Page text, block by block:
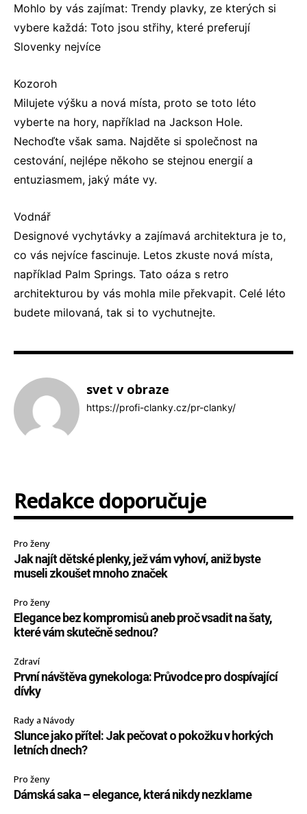
Mohlo by vás zajímat: Trendy plavky, ze kterých si
vybere každá: Toto jsou střihy, které preferují
Slovenky nejvíce
Kozoroh
Milujete výšku a nová místa, proto se toto léto
vyberte na hory, například na Jackson Hole.
Nechoďte však sama. Najděte si společnost na
cestování, nejlépe někoho se stejnou energií a
entuziasmem, jaký máte vy.
Vodnář
Designové vychytávky a zajímavá architektura je to,
co vás nejvíce fascinuje. Letos zkuste nová místa,
například Palm Springs. Tato oáza s retro
architekturou by vás mohla mile překvapit. Celé léto
budete milovaná, tak si to vychutnejte.
svet v obraze
https://profi-clanky.cz/pr-clanky/
Redakce doporučuje
Pro ženy
Jak najít dětské plenky, jež vám vyhoví, aniž byste
museli zkoušet mnoho značek
Pro ženy
Elegance bez kompromisů aneb proč vsadit na šaty,
které vám skutečně sednou?
Zdraví
První návštěva gynekologa: Průvodce pro dospívající
dívky
Rady a Návody
Slunce jako přítel: Jak pečovat o pokožku v horkých
letních dnech?
Pro ženy
Dámská saka – elegance, která nikdy nezklame